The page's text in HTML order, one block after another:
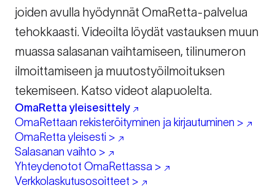
joiden avulla hyödynnät OmaRetta-palvelua
tehokkaasti. Videoilta löydät vastauksen muun
muassa salasanan vaihtamiseen, tilinumeron
ilmoittamiseen ja muutostyöilmoituksen
tekemiseen. Katso videot alapuolelta.
OmaRetta yleisesittely
OmaRettaan rekisteröityminen ja kirjautuminen >
OmaRetta yleisesti >
Salasanan vaihto >
Yhteydenotot OmaRettassa >
Verkkolaskutusosoitteet >